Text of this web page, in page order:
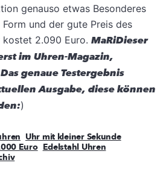
genauso etwas Besonderes
und der gute Preis des
kostet 2.090 Euro. MaRiDieser
im Uhren-Magazin,
genaue Testergebnis
Ausgabe, diese können
)
Uhr mit kleiner Sekunde
Euro Edelstahl Uhren